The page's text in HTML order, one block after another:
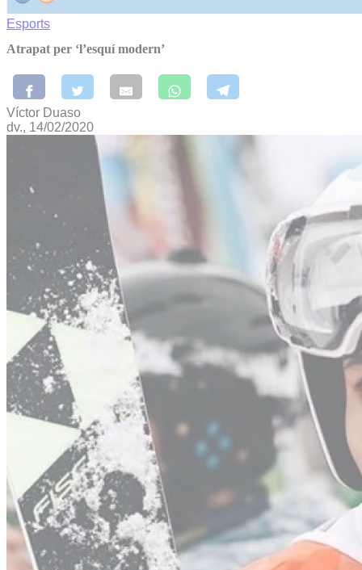
Esports
Atrapat per ‘l’esquí modern’
Víctor Duaso
dv., 14/02/2020